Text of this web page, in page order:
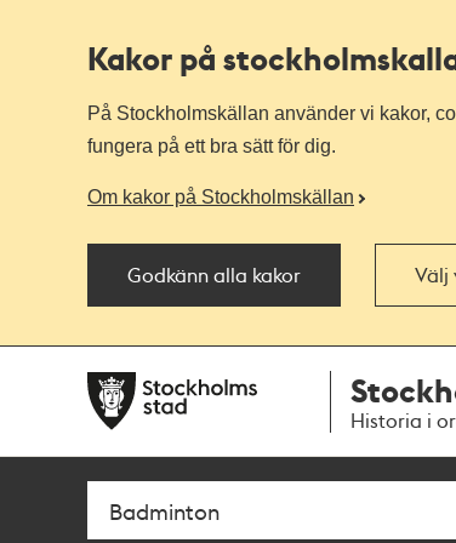
Kakor på
På Stockholmskällan använder vi kakor,
fungera på ett bra sätt för dig.
Om kakor på Stockholmskällan
Godkänn alla kakor Välj
navigationen
huvudinnehållet
Historia i
Sök